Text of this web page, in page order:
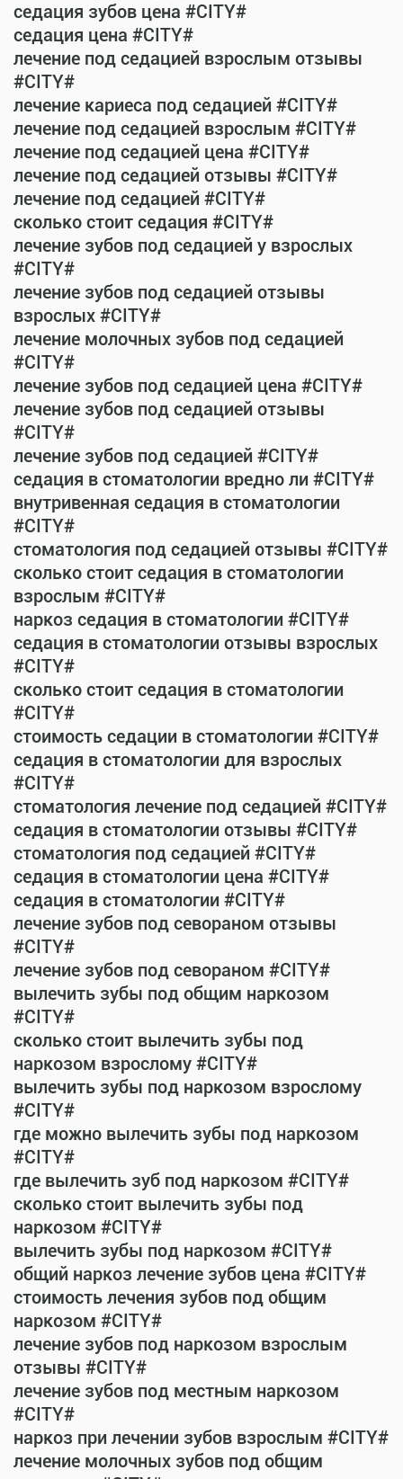
седация зубов цена #CITY#
седация цена #CITY#
лечение под седацией взрослым отзывы
#CITY#
лечение кариеса под седацией #CITY#
лечение под седацией взрослым #CITY#
лечение под седацией цена #CITY#
лечение под седацией отзывы #CITY#
лечение под седацией #CITY#
сколько стоит седация #CITY#
лечение зубов под седацией у взрослых
#CITY#
лечение зубов под седацией отзывы
взрослых #CITY#
лечение молочных зубов под седацией
#CITY#
лечение зубов под седацией цена #CITY#
лечение зубов под седацией отзывы
#CITY#
лечение зубов под седацией #CITY#
седация в стоматологии вредно ли #CITY#
внутривенная седация в стоматологии
#CITY#
стоматология под седацией отзывы #CITY#
сколько стоит седация в стоматологии
взрослым #CITY#
наркоз седация в стоматологии #CITY#
седация в стоматологии отзывы взрослых
#CITY#
сколько стоит седация в стоматологии
#CITY#
стоимость седации в стоматологии #CITY#
седация в стоматологии для взрослых
#CITY#
стоматология лечение под седацией #CITY#
седация в стоматологии отзывы #CITY#
стоматология под седацией #CITY#
седация в стоматологии цена #CITY#
седация в стоматологии #CITY#
лечение зубов под севораном отзывы
#CITY#
лечение зубов под севораном #CITY#
вылечить зубы под общим наркозом
#CITY#
сколько стоит вылечить зубы под
наркозом взрослому #CITY#
вылечить зубы под наркозом взрослому
#CITY#
где можно вылечить зубы под наркозом
#CITY#
где вылечить зуб под наркозом #CITY#
сколько стоит вылечить зубы под
наркозом #CITY#
вылечить зубы под наркозом #CITY#
общий наркоз лечение зубов цена #CITY#
стоимость лечения зубов под общим
наркозом #CITY#
лечение зубов под наркозом взрослым
отзывы #CITY#
лечение зубов под местным наркозом
#CITY#
наркоз при лечении зубов взрослым #CITY#
лечение молочных зубов под общим